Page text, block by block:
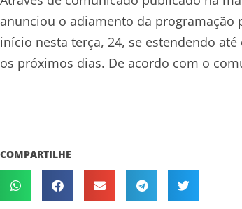
anunciou o adiamento da programação
início nesta terça, 24, se estendendo
os próximos dias. De acordo com o
COMPARTILHE